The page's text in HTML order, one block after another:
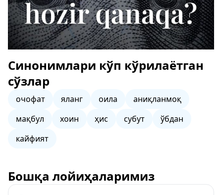
Синонимлари кўп кўрилаётган
сўзлар
очофат яланг оила
аниқланмоқ
мақбул
хоин ҳис субут
ўбдан
кайфият
Бошқа лойиҳаларимиз